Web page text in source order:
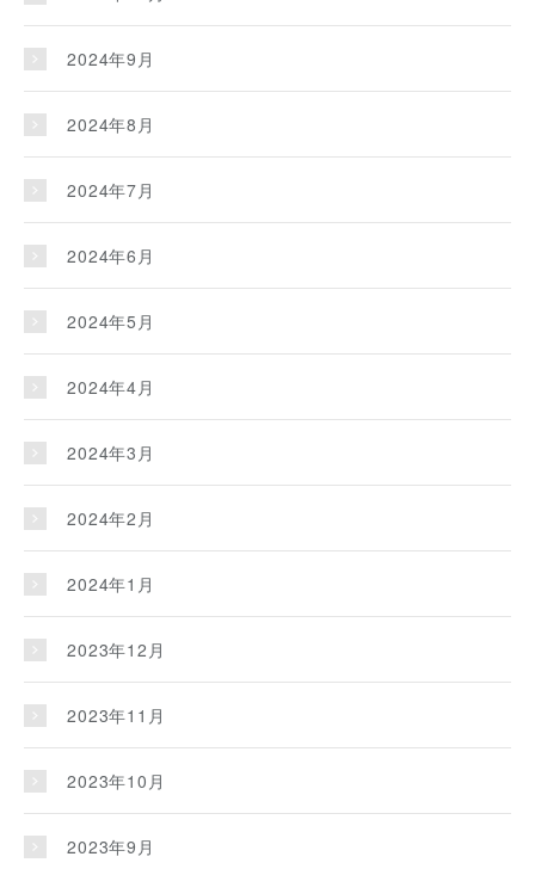
2024年9月
2024年8月
2024年7月
2024年6月
2024年5月
2024年4月
2024年3月
2024年2月
2024年1月
2023年12月
2023年11月
2023年10月
2023年9月